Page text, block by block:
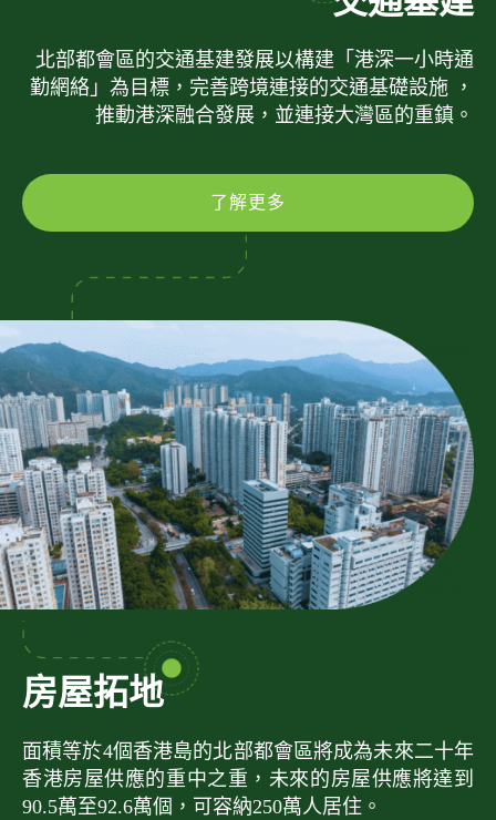
北部都會區的交通基建發展以構建「港深一小時通
勤網絡」為目標，完善跨境連接的交通基礎設施 ，
推動港深融合發展，並連接大灣區的重鎮。
了解更多
房屋拓地
面積等於4個香港島的北部都會區將成為未來二十年
香港房屋供應的重中之重，未來的房屋供應將達到
90.5萬至92.6萬個，可容納250萬人居住。